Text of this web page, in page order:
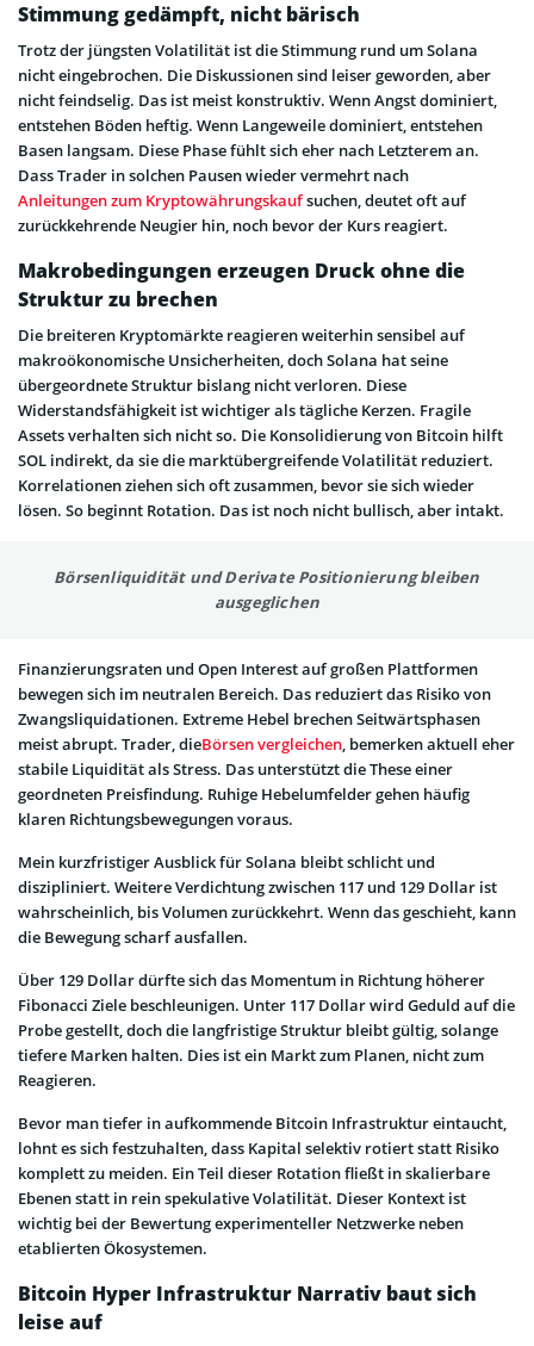
Stimmung gedämpft, nicht bärisch
Trotz der jüngsten Volatilität ist die Stimmung rund um Solana
nicht eingebrochen. Die Diskussionen sind leiser geworden, aber
nicht feindselig. Das ist meist konstruktiv. Wenn Angst dominiert,
entstehen Böden heftig. Wenn Langeweile dominiert, entstehen
Basen langsam. Diese Phase fühlt sich eher nach Letzterem an.
Dass Trader in solchen Pausen wieder vermehrt nach
Anleitungen zum Kryptowährungskaufsuchen, deutet oft auf
zurückkehrende Neugier hin, noch bevor der Kurs reagiert.
Makrobedingungen erzeugen Druck ohne die
Struktur zu brechen
Die breiteren Kryptomärkte reagieren weiterhin sensibel auf
makroökonomische Unsicherheiten, doch Solana hat seine
übergeordnete Struktur bislang nicht verloren. Diese
Widerstandsfähigkeit ist wichtiger als tägliche Kerzen. Fragile
Assets verhalten sich nicht so. Die Konsolidierung von Bitcoin hilft
SOL indirekt, da sie die marktübergreifende Volatilität reduziert.
Korrelationen ziehen sich oft zusammen, bevor sie sich wieder
lösen. So beginnt Rotation. Das ist noch nicht bullisch, aber intakt.
Börsenliquidität und Derivate Positionierung bleiben
ausgeglichen
Finanzierungsraten und Open Interest auf großen Plattformen
bewegen sich im neutralen Bereich. Das reduziert das Risiko von
Zwangsliquidationen. Extreme Hebel brechen Seitwärtsphasen
meist abrupt. Trader, dieBörsen vergleichen, bemerken aktuell eher
stabile Liquidität als Stress. Das unterstützt die These einer
geordneten Preisfindung. Ruhige Hebelumfelder gehen häufig
klaren Richtungsbewegungen voraus.
Mein kurzfristiger Ausblick für Solana bleibt schlicht und
diszipliniert. Weitere Verdichtung zwischen 117 und 129 Dollar ist
wahrscheinlich, bis Volumen zurückkehrt. Wenn das geschieht, kann
die Bewegung scharf ausfallen.
Über 129 Dollar dürfte sich das Momentum in Richtung höherer
Fibonacci Ziele beschleunigen. Unter 117 Dollar wird Geduld auf die
Probe gestellt, doch die langfristige Struktur bleibt gültig, solange
tiefere Marken halten. Dies ist ein Markt zum Planen, nicht zum
Reagieren.
Bevor man tiefer in aufkommende Bitcoin Infrastruktur eintaucht,
lohnt es sich festzuhalten, dass Kapital selektiv rotiert statt Risiko
komplett zu meiden. Ein Teil dieser Rotation fließt in skalierbare
Ebenen statt in rein spekulative Volatilität. Dieser Kontext ist
wichtig bei der Bewertung experimenteller Netzwerke neben
etablierten Ökosystemen.
Bitcoin Hyper Infrastruktur Narrativ baut sich
leise auf